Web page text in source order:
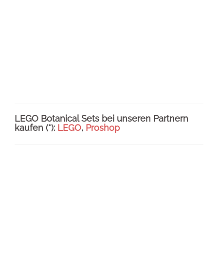
bekomme ich von dem betreffenden Online-Shop
oder Anbieter eine Provision. Für dich verändert sich